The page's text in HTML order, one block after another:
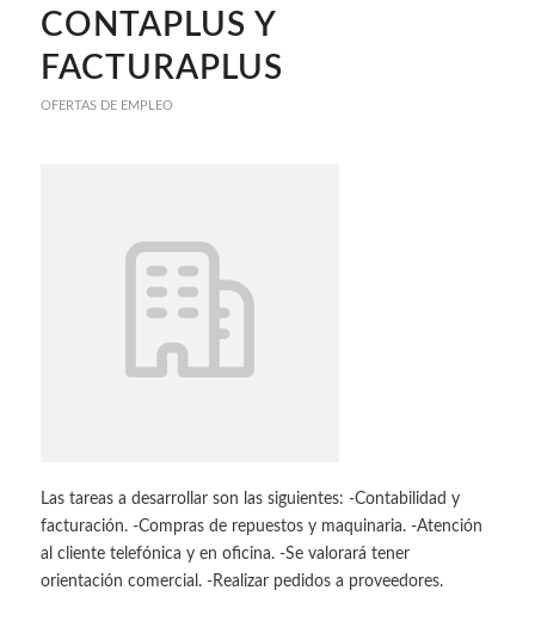
CONTAPLUS Y
FACTURAPLUS
OFERTAS DE EMPLEO
Las tareas a desarrollar son las siguientes: -Contabilidad y
facturación. -Compras de repuestos y maquinaria. -Atención
al cliente telefónica y en oficina. -Se valorará tener
orientación comercial. -Realizar pedidos a proveedores.